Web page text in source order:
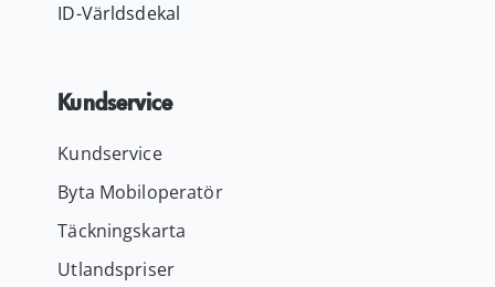
ID-Världsdekal
Kundservice
Kundservice
Byta Mobiloperatör
Täckningskarta
Utlandspriser